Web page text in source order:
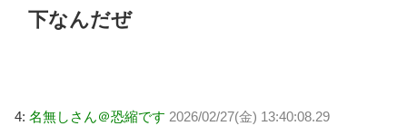
下なんだぜ
4: 名無しさん＠恐縮です 2026/02/27(金) 13:40:08.29